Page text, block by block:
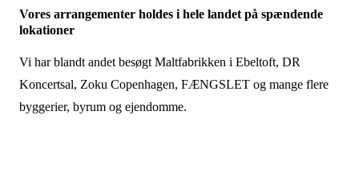
Vores arrangementer holdes i hele landet på spændende
lokationer
Vi har blandt andet besøgt Maltfabrikken i Ebeltoft, DR
Koncertsal, Zoku Copenhagen, FÆNGSLET og mange flere
byggerier, byrum og ejendomme.